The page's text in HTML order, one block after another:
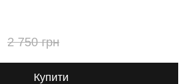
2 750 грн
Купити